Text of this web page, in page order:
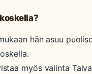
hän asuu
myös valinta